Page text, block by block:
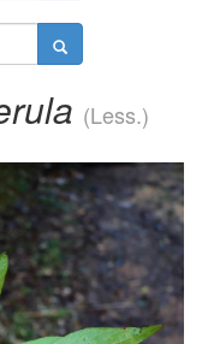
(Less.)